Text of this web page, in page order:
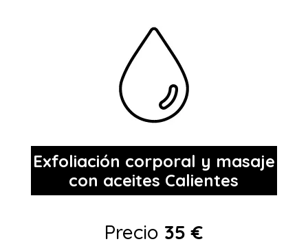
Exfoliación corporal y masaje
con aceites Calientes
Precio 35 €